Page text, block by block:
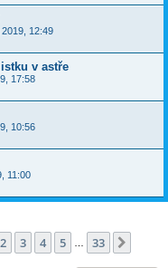
2019, 12:49
v astře
17:58
10:56
11:00
z 33
2 3 4 5 33